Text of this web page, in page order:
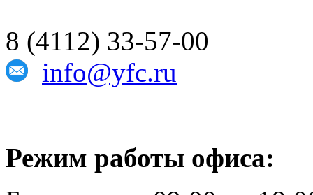
8 (4112) 33-57-00
info@yfc.ru
Режим работы офиса: